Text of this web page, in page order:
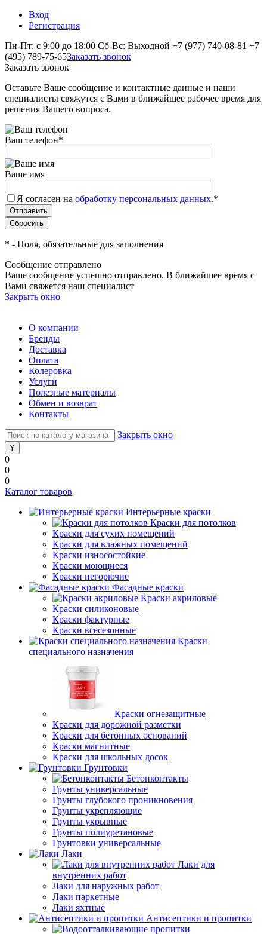
Вход
Регистрация
Пн-Пт: с 9:00 до 18:00 Сб-Вс: Выходной +7 (977) 740-08-81 +7
(495) 789-75-65Заказать звонок
Заказать звонок
Оставьте Ваше сообщение и контактные данные и наши
специалисты свяжутся с Вами в ближайшее рабочее время для
решения Вашего вопроса.
Ваш телефон*
Ваше имя
Я согласен на обработку персональных данных.*
* - Поля, обязательные для заполнения
Сообщение отправлено
Ваше сообщение успешно отправлено. В ближайшее время с
Вами свяжется наш специалист
Закрыть окно
О компании
Бренды
Доставка
Оплата
Колеровка
Услуги
Полезные материалы
Обмен и возврат
Контакты
Закрыть окно
0
0
0
Каталог товаров
Интерьерные краски
Краски для потолков
Краски для сухих помещений
Краски для влажных помещений
Краски износостойкие
Краски моющиеся
Краски негорючие
Фасадные краски
Краски акриловые
Краски силиконовые
Краски фактурные
Краски всесезонные
Краски
специального назначения
Краски огнезащитные
Краски для дорожной разметки
Краски для бетонных оснований
Краски магнитные
Краски для школьных досок
Грунтовки
Бетонконтакты
Грунты универсальные
Грунты глубокого проникновения
Грунты укрепляющие
Грунты укрывные
Грунты полиуретановые
Грунтовки универсальные
Лаки
Лаки для
внутренних работ
Лаки для наружных работ
Лаки паркетные
Лаки яхтные
Антисептики и пропитки